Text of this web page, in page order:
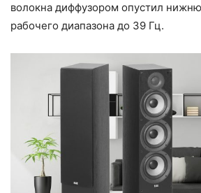
волокна диффузором опустил
рабочего диапазона до 39 Гц.